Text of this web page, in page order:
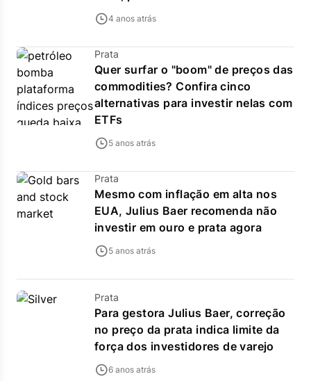
4 anos atrás
Prata
Quer surfar o "boom" de preços das
commodities? Confira cinco
alternativas para investir nelas com
ETFs
5 anos atrás
Prata
Mesmo com inflação em alta nos
EUA, Julius Baer recomenda não
investir em ouro e prata agora
5 anos atrás
Prata
Para gestora Julius Baer, correção
no preço da prata indica limite da
força dos investidores de varejo
6 anos atrás